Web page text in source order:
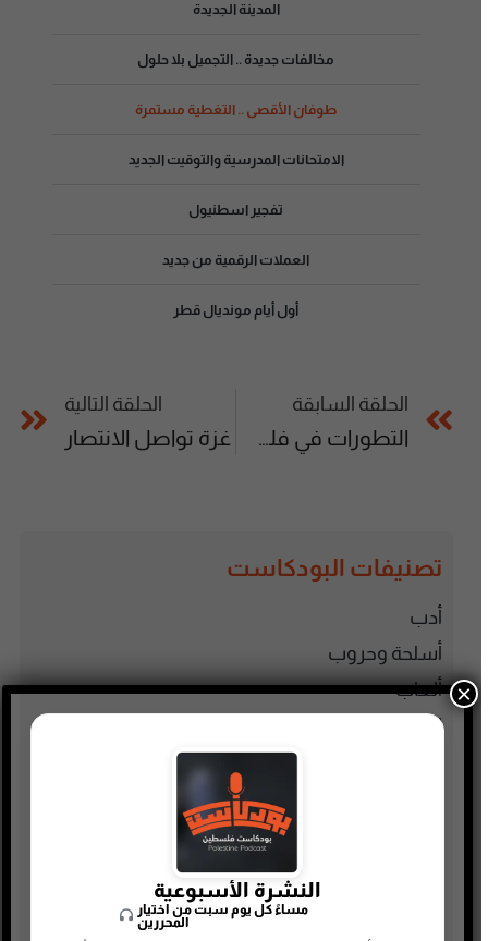
المدينة الجديدة
مخالفات جديدة .. التجميل بلا حلول
طوفان الأقصى .. التغطية مستمرة
الامتحانات المدرسية والتوقيت الجديد
تفجير اسطنيول
العملات الرقمية من جديد
أول أيام مونديال قطر
الحلقة السابقة
التطورات في فلسطين
الحلقة التالية
غزة تواصل الانتصار
تصنيفات البودكاست
أدب
أسلحة وحروب
ألعاب
إدارة وتسويق
الذاكرة الشعبية الفلسطينية
النشرة الأسبوعية
مساءً كل يوم سبت من اختيار
المحررين
×